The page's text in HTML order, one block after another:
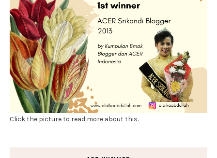
Click the picture to read more about this.